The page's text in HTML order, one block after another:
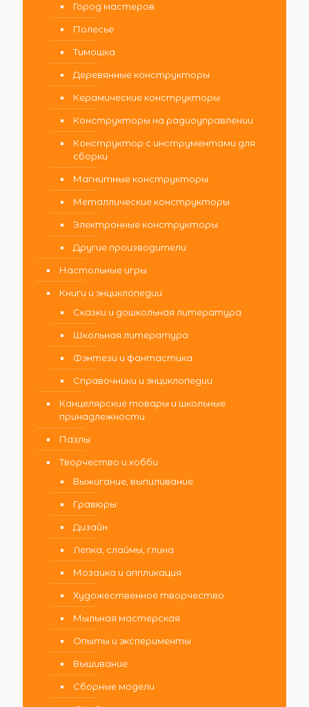
Город мастеров
Полесье
Тимошка
Деревянные конструкторы
Керамические конструкторы
Конструкторы на радиоуправлении
Конструктор с инструментами для
сборки
Магнитные конструкторы
Металлические конструкторы
Электронные конструкторы
Другие производители
Настольные игры
Книги и энциклопедии
Сказки и дошкольная литература
Школьная литература
Фэнтези и фантастика
Справочники и энциклопедии
Канцелярские товары и школьные
принадлежности
Пазлы
Творчество и хобби
Выжигание, выпиливание
Гравюры
Дизайн
Лепка, слаймы, глина
Мозаика и аппликация
Художественное творчество
Мыльная мастерская
Опыты и эксперименты
Вышивание
Сборные модели